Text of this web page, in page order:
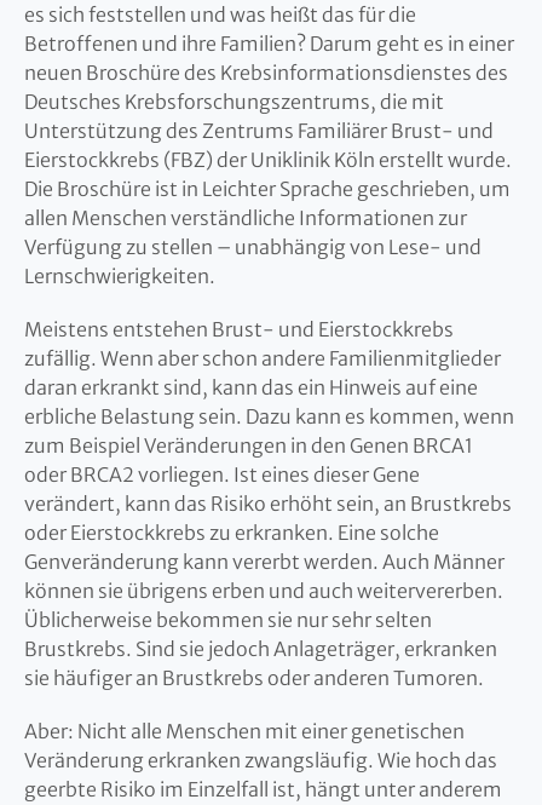
es sich feststellen und was heißt das für die
Betroffenen und ihre Familien? Darum geht es in einer
neuen Broschüre des Krebsinformationsdienstes des
Deutsches Krebsforschungszentrums, die mit
Unterstützung des Zentrums Familiärer Brust- und
Eierstockkrebs (FBZ) der Uniklinik Köln erstellt wurde.
Die Broschüre ist in Leichter Sprache geschrieben, um
allen Menschen verständliche Informationen zur
Verfügung zu stellen – unabhängig von Lese- und
Lernschwierigkeiten.
Meistens entstehen Brust- und Eierstockkrebs
zufällig. Wenn aber schon andere Familienmitglieder
daran erkrankt sind, kann das ein Hinweis auf eine
erbliche Belastung sein. Dazu kann es kommen, wenn
zum Beispiel Veränderungen in den Genen BRCA1
oder BRCA2 vorliegen. Ist eines dieser Gene
verändert, kann das Risiko erhöht sein, an Brustkrebs
oder Eierstockkrebs zu erkranken. Eine solche
Genveränderung kann vererbt werden. Auch Männer
können sie übrigens erben und auch weitervererben.
Üblicherweise bekommen sie nur sehr selten
Brustkrebs. Sind sie jedoch Anlageträger, erkranken
sie häufiger an Brustkrebs oder anderen Tumoren.
Aber: Nicht alle Menschen mit einer genetischen
Veränderung erkranken zwangsläufig. Wie hoch das
geerbte Risiko im Einzelfall ist, hängt unter anderem